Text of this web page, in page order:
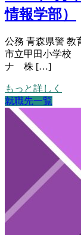
情報学部）
公務 青森県警
市立甲田小学校
ナ 株 […]
もっと詳しく
就職先一覧